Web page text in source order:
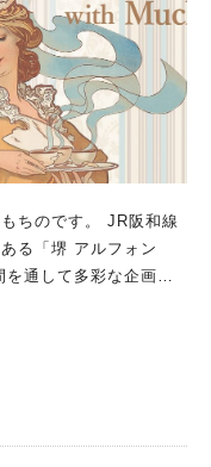
す。 JR阪和線
る「堺 アルフォン
」 開催期間：
～17:15（入館は1
は開館）、休日の翌日